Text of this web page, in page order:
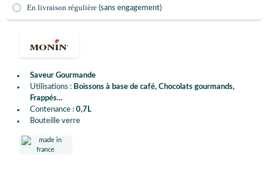
Saveur Gourmande
Utilisations : Boissons à base de café, Chocolats gourmands,
Frappés...
Contenance : 0,7L
Bouteille verre
En livraison régulière (sans engagement)